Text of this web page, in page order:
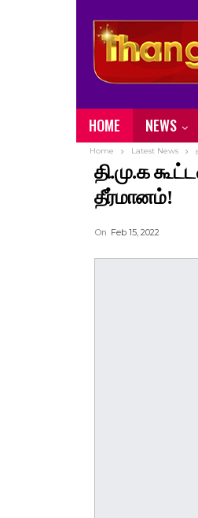
HOME NEWS
Home Latest News
தி.மு.க
தீர்மானம்!
On Feb 15, 2022